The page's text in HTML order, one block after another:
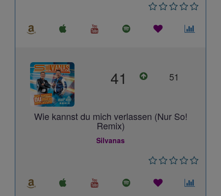
41 51
Wie kannst du mich verlassen (Nur So!
Remix)
Silvanas